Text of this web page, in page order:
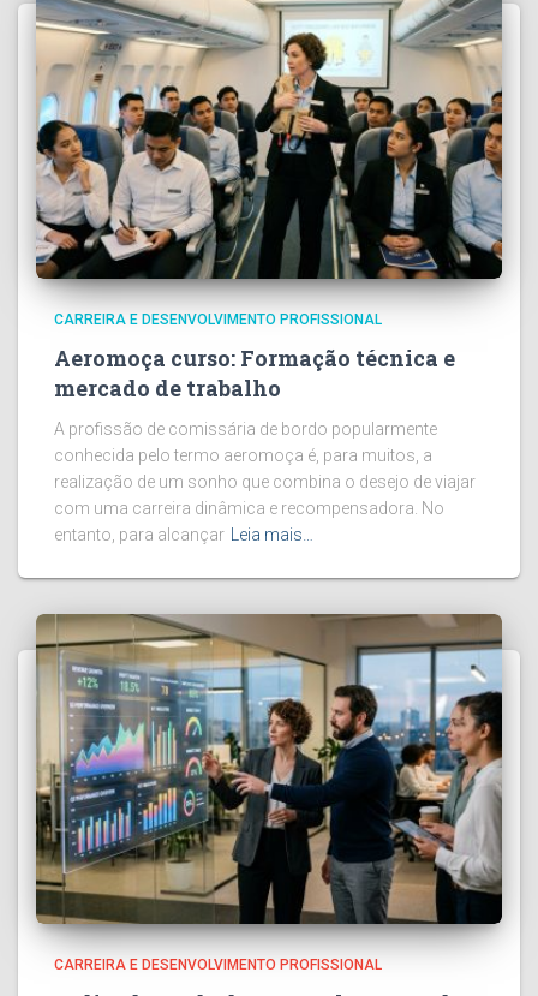
CARREIRA E DESENVOLVIMENTO PROFISSIONAL
Aeromoça curso: Formação técnica e
mercado de trabalho
A profissão de comissária de bordo popularmente
conhecida pelo termo aeromoça é, para muitos, a
realização de um sonho que combina o desejo de viajar
com uma carreira dinâmica e recompensadora. No
entanto, para alcançar
Leia mais…
CARREIRA E DESENVOLVIMENTO PROFISSIONAL